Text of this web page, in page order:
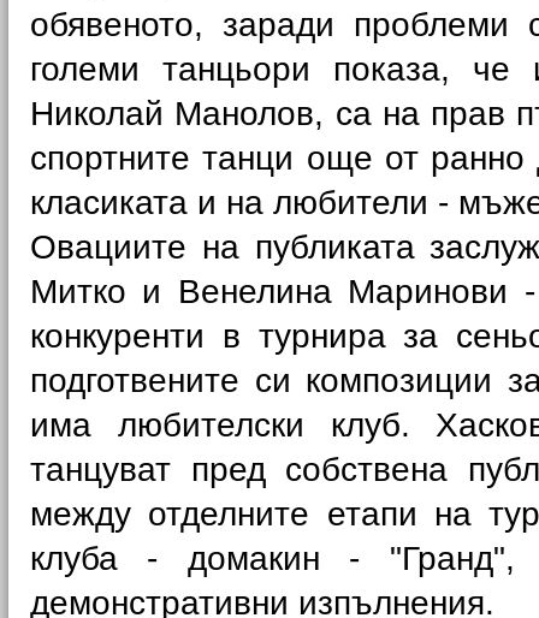
обявеното, заради проблеми
големи танцьори показа,
Николай Манолов, са на прав
спортните танци още от
класиката и на любители -
Овациите на публиката
Митко и Венелина Маринови
конкуренти в турнира за
подготвените си
има любителски клуб.
танцуват пред собствена
между отделните етапи на
клуба - домакин - "Гранд",
демонстративни изпълнения.